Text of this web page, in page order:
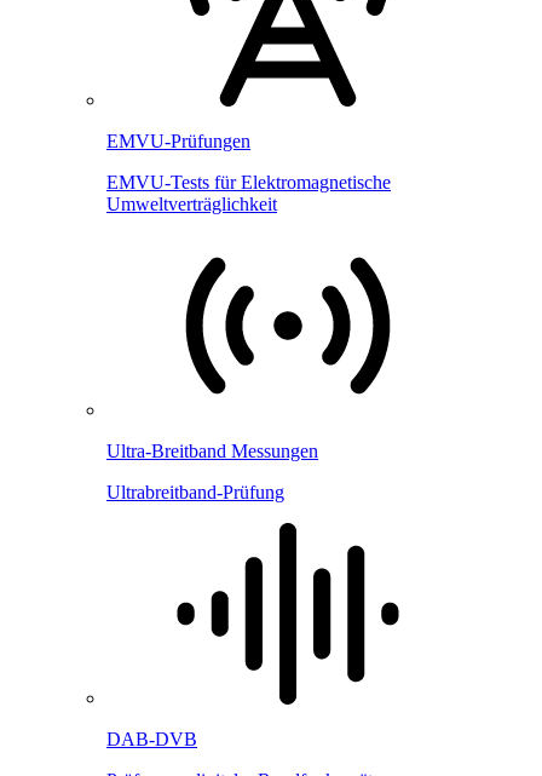
EMVU-Prüfungen
EMVU-Tests für Elektromagnetische
Umweltverträglichkeit
Ultra-Breitband Messungen
Ultrabreitband-Prüfung
DAB-DVB